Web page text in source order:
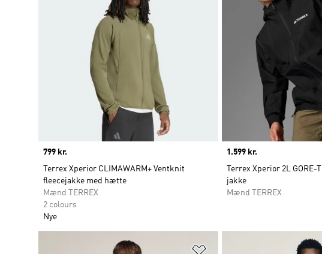
Price
799 kr.
Terrex Xperior CLIMAWARM+ Ventknit
fleecejakke med hætte
Mænd TERREX
2 colours
Nye
Price
1.599 kr.
Terrex Xperior 2L GORE-
jakke
Mænd TERREX